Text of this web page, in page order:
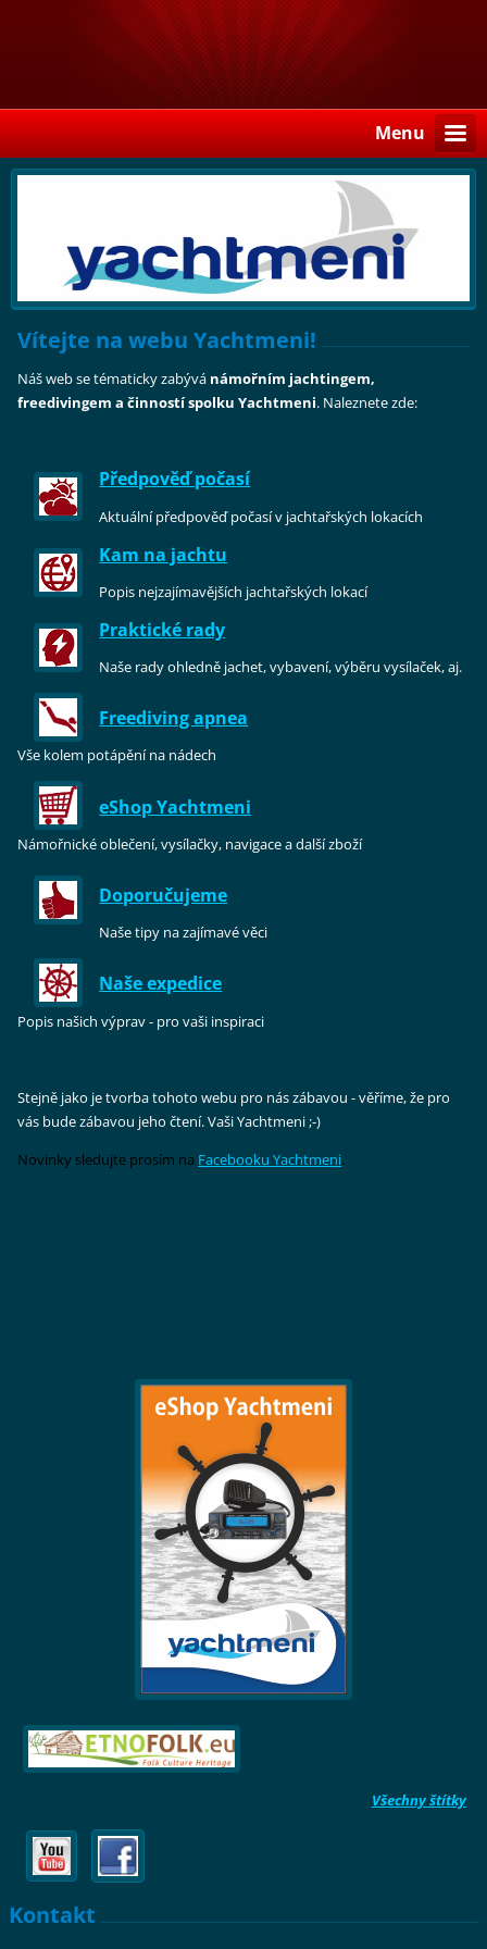
Menu
Vítejte na webu Yachtmeni!
Náš web se tématicky zabývá námořním jachtingem,
freedivingem a činností spolku Yachtmeni. Naleznete zde:
Předpověď počasí
Aktuální předpověď počasí v jachtařských lokacích
Kam na jachtu
Popis nejzajímavějších jachtařských lokací
Praktické rady
Naše rady ohledně jachet, vybavení, výběru vysílaček, aj.
Freediving apnea
Vše kolem potápění na nádech
eShop Yachtmeni
Námořnické oblečení, vysílačky, navigace a další zboží
Doporučujeme
Naše tipy na zajímavé věci
Naše expedice
Popis našich výprav - pro vaši inspiraci
Stejně jako je tvorba tohoto webu pro nás zábavou - věříme, že pro
vás bude zábavou jeho čtení. Vaši Yachtmeni ;-)
Novinky sledujte prosím na Facebooku Yachtmeni.
Všechny štítky
Kontakt